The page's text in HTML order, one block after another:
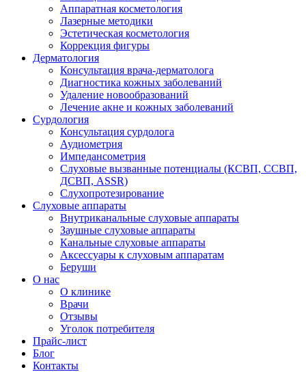
Аппаратная косметология
Лазерные методики
Эстетическая косметология
Коррекция фигуры
Дерматология
Консультация врача-дерматолога
Диагностика кожных заболеваний
Удаление новообразований
Лечение акне и кожных заболеваний
Сурдология
Консультация сурдолога
Аудиометрия
Импедансометрия
Слуховые вызванные потенциалы (КСВП, ССВП,
ДСВП, ASSR)
Слухопротезирование
Слуховые аппараты
Внутриканальные слуховые аппараты
Заушные слуховые аппараты
Канальные слуховые аппараты
Аксессуары к слуховым аппаратам
Беруши
О нас
О клинике
Врачи
Отзывы
Уголок потребителя
Прайс-лист
Блог
Контакты